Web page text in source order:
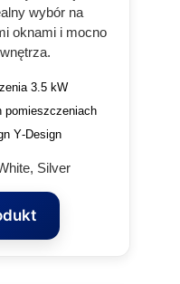
wybór na
oknami i mocno
3.5 kW
pomieszczeniach
Y‑Design
Silver